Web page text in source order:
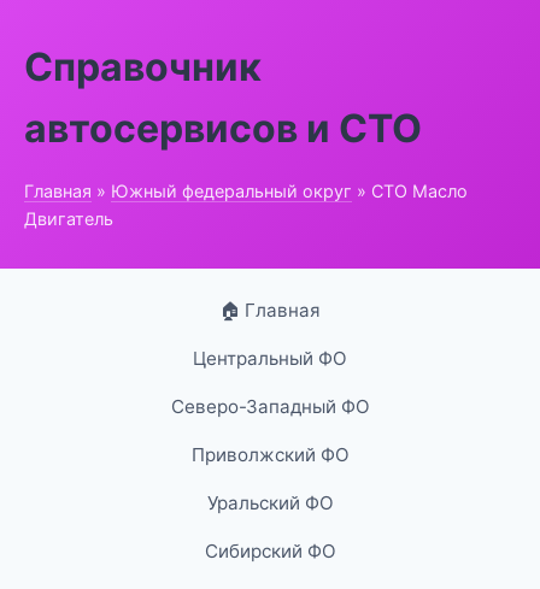
Справочник
автосервисов и СТО
Главная » Южный федеральный округ » СТО Масло
Двигатель
🏠 Главная
Центральный ФО
Северо-Западный ФО
Приволжский ФО
Уральский ФО
Сибирский ФО